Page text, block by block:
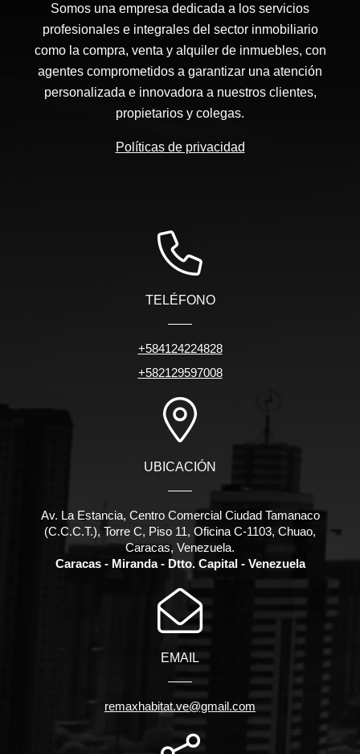
Somos una empresa dedicada a los servicios
profesionales e integrales del sector inmobiliario
como la compra, venta y alquiler de inmuebles, con
agentes comprometidos a garantizar una atención
personalizada e innovadora a nuestros clientes,
propietarios y colegas.
Políticas de privacidad
TELÉFONO
+584124224828
+582129597008
UBICACIÓN
Av. La Estancia, Centro Comercial Ciudad Tamanaco
(C.C.C.T.), Torre C, Piso 11, Oficina C-1103, Chuao,
Caracas, Venezuela.
Caracas - Miranda - Dtto. Capital - Venezuela
EMAIL
remaxhabitat.ve@gmail.com